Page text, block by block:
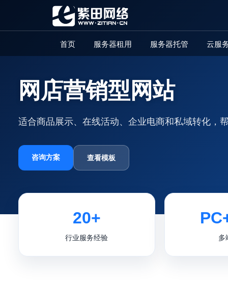
首页 服务器租用 服务器托管 云服
网店营销型网站
适合商品展示、在线活动、企业电商和私域转化，
咨询方案 查看模板
20+
行业服务经验 多